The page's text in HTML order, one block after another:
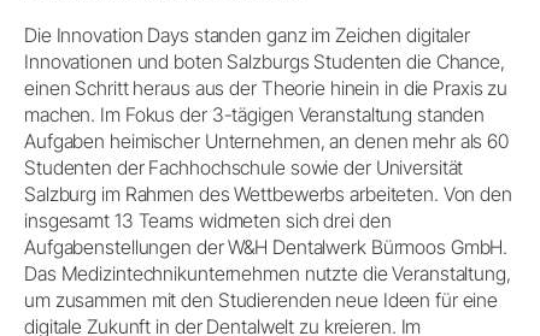
Die Innovation Days standen ganz im Zeichen digitaler
Innovationen und boten Salzburgs Studenten die Chance,
einen Schritt heraus aus der Theorie hinein in die Praxis zu
machen. Im Fokus der 3-tägigen Veranstaltung standen
Aufgaben heimischer Unternehmen, an denen mehr als 60
Studenten der Fachhochschule sowie der Universität
Salzburg im Rahmen des Wettbewerbs arbeiteten. Von den
insgesamt 13 Teams widmeten sich drei den
Aufgabenstellungen der W&H Dentalwerk Bürmoos GmbH.
Das Medizintechnikunternehmen nutzte die Veranstaltung,
um zusammen mit den Studierenden neue Ideen für eine
digitale Zukunft in der Dentalwelt zu kreieren. Im